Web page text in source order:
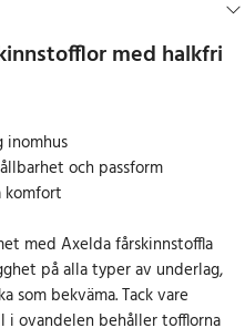
med halkfri
inomhus
och passform
komfort
med Axelda fårskinnstoffla
på alla typer av underlag,
som bekväma. Tack vare
i ovandelen behåller tofflorna